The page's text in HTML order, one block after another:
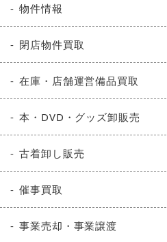
物件情報
閉店物件買取
在庫・店舗運営備品買取
本・DVD・グッズ卸販売
古着卸し販売
催事買取
事業売却・事業譲渡